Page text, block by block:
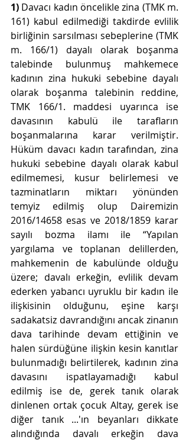
1) Davacı kadın öncelikle zina (TMK m.
161) kabul edilmediği takdirde evlilik
birliğinin sarsılması sebeplerine (TMK
m. 166/1) dayalı olarak boşanma
talebinde bulunmuş mahkemece
kadının zina hukuki sebebine dayalı
olarak boşanma talebinin reddine,
TMK 166/1. maddesi uyarınca ise
davasının kabulü ile tarafların
boşanmalarına karar verilmiştir.
Hüküm davacı kadın tarafından, zina
hukuki sebebine dayalı olarak kabul
edilmemesi, kusur belirlemesi ve
tazminatların miktarı yönünden
temyiz edilmiş olup Dairemizin
2016/14658 esas ve 2018/1859 karar
sayılı bozma ilamı ile “Yapılan
yargılama ve toplanan delillerden,
mahkemenin de kabulünde olduğu
üzere; davalı erkeğin, evlilik devam
ederken yabancı uyruklu bir kadın ile
ilişkisinin olduğunu, eşine karşı
sadakatsiz davrandığını ancak zinanın
dava tarihinde devam ettiğinin ve
halen sürdüğüne ilişkin kesin kanıtlar
bulunmadığı belirtilerek, kadının zina
davasını ispatlayamadığı kabul
edilmiş ise de, gerek tanık olarak
dinlenen ortak çocuk Altay, gerek ise
diğer tanık ...'ın beyanları dikkate
alındığında davalı erkeğin dava